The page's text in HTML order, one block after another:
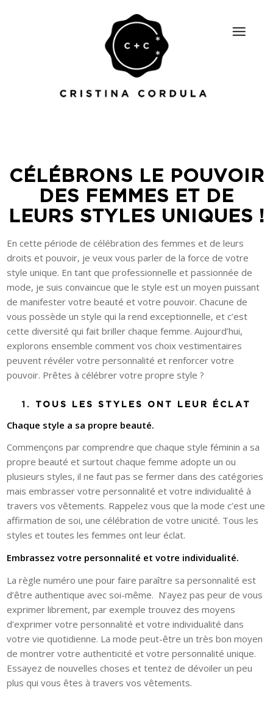
CÉLÉBRONS LE POUVOIR
DES FEMMES ET DE
LEURS STYLES UNIQUES !
En cette période de célébration des femmes et de leurs
droits et pouvoir, je veux vous parler de la force de votre
style unique. En tant que professionnelle et passionnée de
mode, je suis convaincue que le style est un moyen puissant
de manifester votre beauté et votre pouvoir. Chacune de
vous possède un style qui la rend exceptionnelle, et c’est
cette diversité qui fait briller chaque femme. Aujourd’hui,
explorons ensemble comment vos choix vestimentaires
peuvent révéler votre personnalité et renforcer votre
pouvoir. Prêtes à célébrer votre propre style ?
1. TOUS LES STYLES ONT LEUR ÉCLAT
Chaque style a sa propre beauté.
Commençons par comprendre que chaque style féminin a sa
propre beauté et surtout chaque femme adopte un ou
plusieurs styles, il ne faut pas se fermer dans des catégories
mais embrasser votre personnalité et votre individualité à
travers vos vêtements. Rappelez vous que la mode c’est une
affirmation de soi, une célébration de votre unicité. Tous les
styles et toutes les femmes ont leur éclat.
Embrassez votre personnalité et votre individualité.
La règle numéro une pour faire paraître sa personnalité est
d’être authentique avec soi-même. N’ayez pas peur de vous
exprimer librement, par exemple trouvez des moyens
d’exprimer votre personnalité et votre individualité dans
votre vie quotidienne. La mode peut-être un très bon moyen
de montrer votre authenticité et votre personnalité unique.
Essayez de nouvelles choses et tentez de dévoiler un peu
plus qui vous êtes à travers vos vêtements.